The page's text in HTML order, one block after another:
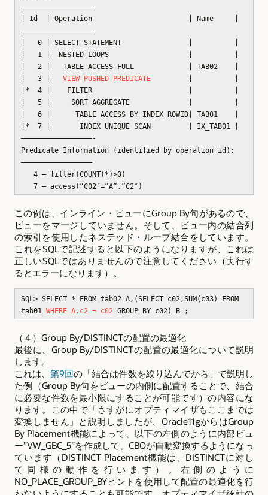
—————————————————-
| Id | Operation | Name |
—————————————————-
| 0 | SELECT STATEMENT | |
| 1 | NESTED LOOPS | |
| 2 | TABLE ACCESS FULL | TAB02 |
| 3 | VIEW PUSHED PREDICATE
|* 4 | FILTER | |
| 5 | SORT AGGREGATE | |
| 6 | TABLE ACCESS BY INDEX ROWID| TAB01 |
|* 7 | INDEX UNIQUE SCAN | IX_TAB01 |
—————————————————-
Predicate Information (identified by operation id):
—————————————————
4 – filter(COUNT(*)>0)
7 – access(“C02″=”A”.”C2″)
この例は、インライン・ビューにGroup By句があるので、
ビューをマージしていません。そして、ビュー内の結合列
の索引を使用したネステッド・ループ結合をしています。
これをSQLで記述すると以下のようになりますが、これは
正しいSQLではありませんので注意してください（実行す
るとエラーになります）。
SQL> SELECT * FROM tab02 A,(SELECT c02,SUM(c03) FROM
tab01 WHERE A.c2 = c02 GROUP BY c02) B ;
（４）Group By/DISTINCTの配置の最適化
最後に、Group By/DISTINCTの配置の最適化について説明
します。
これは、第9回の「結合は件数を絞り込んでから」で説明し
た例（Group By句をビューの内側に配置することで、結合
に必要な件数を最小限にすることが可能です）の内容にな
ります。この中で「さすがにオプティマイザもここまでは
変換しません」と説明しましたが、Oracle11gからはGroup
By Placement機能によって、以下の左側のように内部ビュ
ー”VW_GBC_5”を作成して、CBOが自動変換するようになっ
ています（DISTINCT Placement機能は、DISTINCTに対し
て同様の動作を行います）。右側のように
NO_PLACE_GROUP_BYヒントを使用して配置の最適化を行